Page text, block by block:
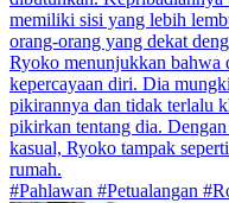
memiliki sisi yang lebih
orang-orang yang dekat
Ryoko menunjukkan bahwa
kepercayaan diri. Dia
pikirannya dan tidak terlalu
pikirkan tentang dia.
kasual, Ryoko tampak
rumah.
#Pahlawan #Petualangan